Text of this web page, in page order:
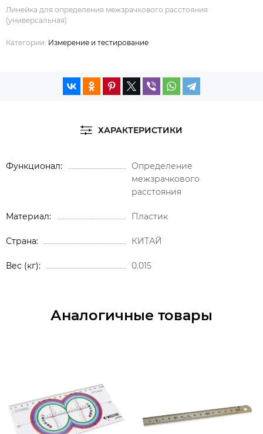
Линейка для определения межзрачкового расстояния
(универсальная)
Категории: Измерение и тестирование
ХАРАКТЕРИСТИКИ
Функционал
Определение
межзрачкового
расстояния
Материал Пластик
Страна КИТАЙ
Вес (кг) 0.015
Аналогичные товары